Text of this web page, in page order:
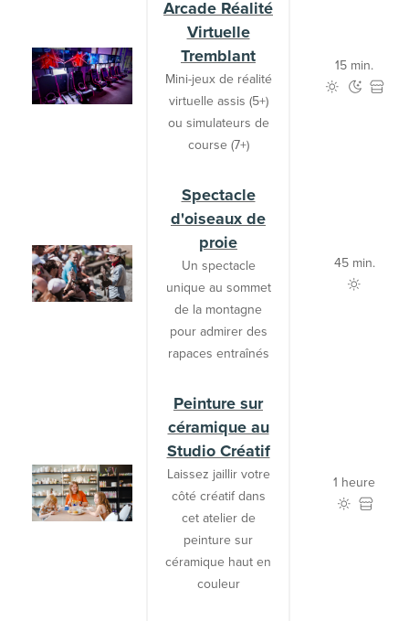
Arcade Réalité
Virtuelle
Tremblant
Mini-jeux de réalité
virtuelle assis (5+)
ou simulateurs de
course (7+)
15 min.
Spectacle
d'oiseaux de
proie
Un spectacle
unique au sommet
de la montagne
pour admirer des
rapaces entraînés
45 min.
Peinture sur
céramique au
Studio Créatif
Laissez jaillir votre
côté créatif dans
cet atelier de
peinture sur
céramique haut en
couleur
1 heure